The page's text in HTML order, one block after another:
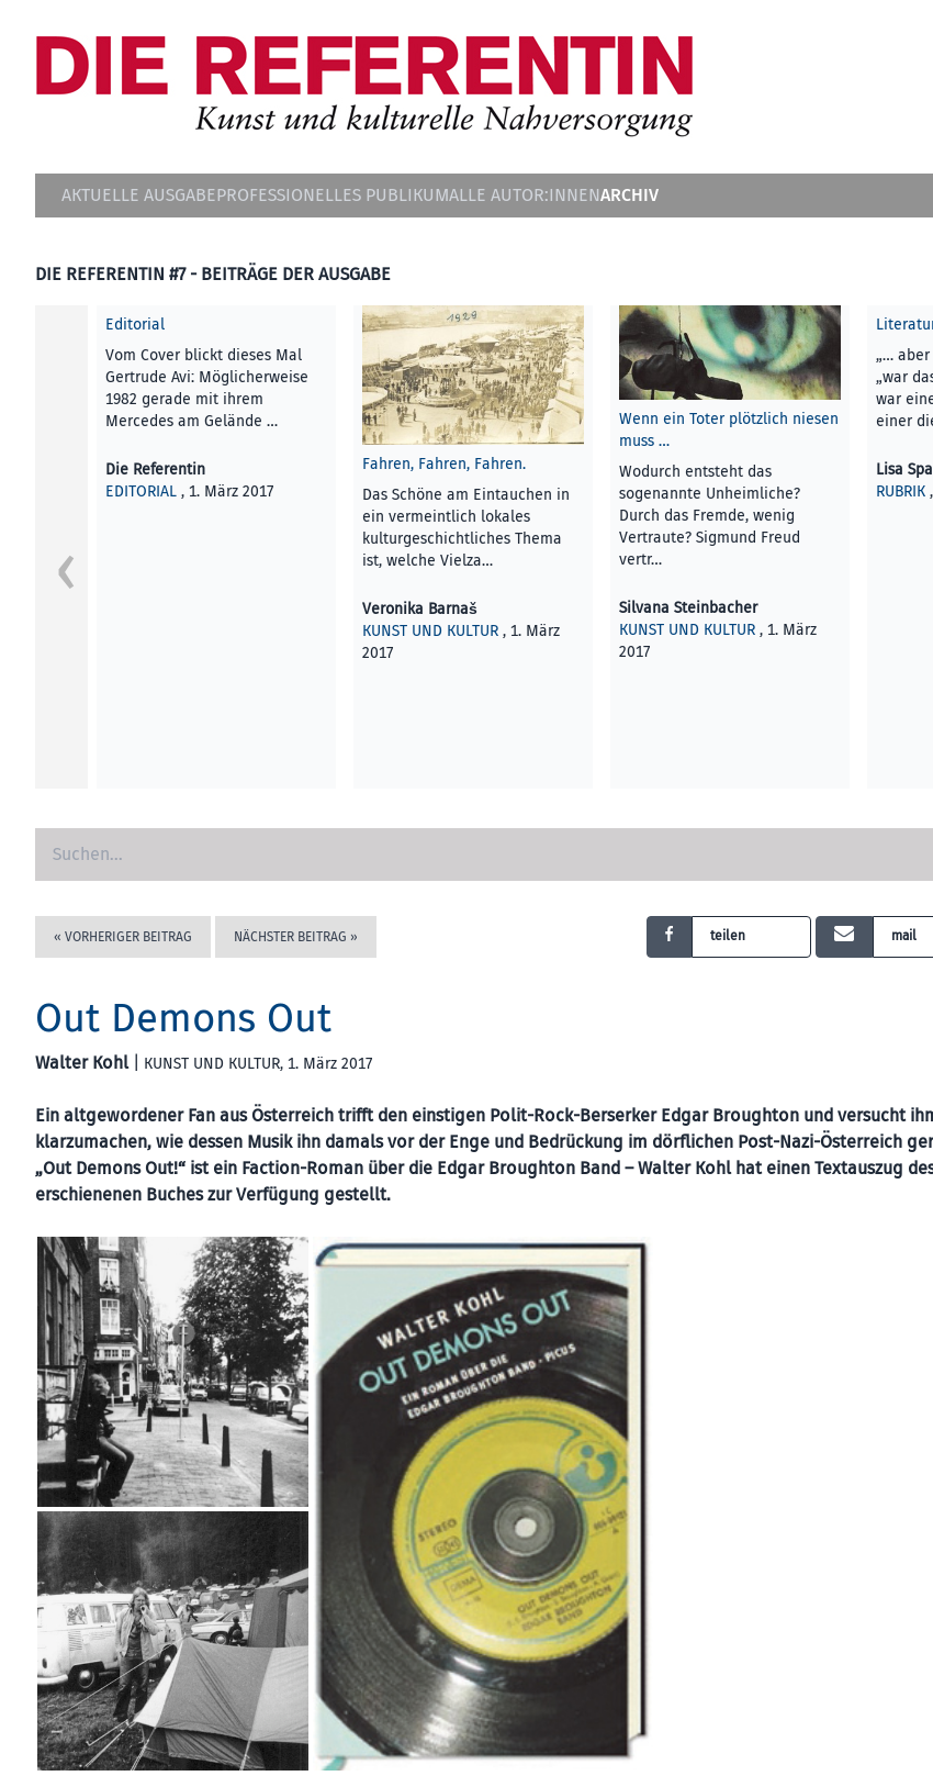
AKTUELLE AUSGABEPROFESSIONELLES PUBLIKUMALLE AUTOR:INNENARCHIV
DIE REFERENTIN #7 - BEITRÄGE DER AUSGABE
Editorial
Vom Cover blickt dieses Mal
Gertrude Avi: Möglicherweise
1982 gerade mit ihrem
Mercedes am Gelände …
Die Referentin
EDITORIAL , 1. März 2017
Fahren, Fahren, Fahren.
Das Schöne am Eintauchen in
ein vermeintlich lokales
kulturgeschichtliches Thema
ist, welche Vielza…
Veronika Barnaš
KUNST UND KULTUR , 1. März
2017
Wenn ein Toter plötzlich niesen
muss …
Wodurch entsteht das
sogenannte Unheimliche?
Durch das Fremde, wenig
Vertraute? Sigmund Freud
vertr…
Silvana Steinbacher
KUNST UND KULTUR , 1. März
2017
„… aber
„war
war
einer
Lisa
RUBRIK
« VORHERIGER BEITRAG NÄCHSTER BEITRAG » teilen mail
Out Demons Out
Walter Kohl| KUNST UND KULTUR, 1. März 2017
Ein altgewordener Fan aus Österreich trifft den einstigen Polit-Rock-Berserker Edgar Broughton und versucht
klarzumachen, wie dessen Musik ihn damals vor der Enge und Bedrückung im dörflichen Post-Nazi-Österreich
„Out Demons Out!“ ist ein Faction-Roman über die Edgar Broughton Band – Walter Kohl hat einen Textauszug
erschienenen Buches zur Verfügung gestellt.